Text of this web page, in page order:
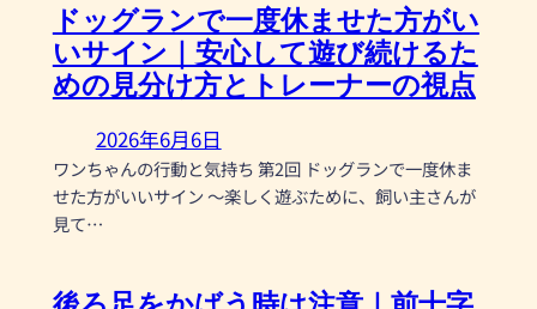
ドッグランで一度休ませた方がい
いサイン｜安心して遊び続けるた
めの見分け方とトレーナーの視点
2026年6月6日
ワンちゃんの行動と気持ち 第2回 ドッグランで一度休ま
せた方がいいサイン 〜楽しく遊ぶために、飼い主さんが
見て…